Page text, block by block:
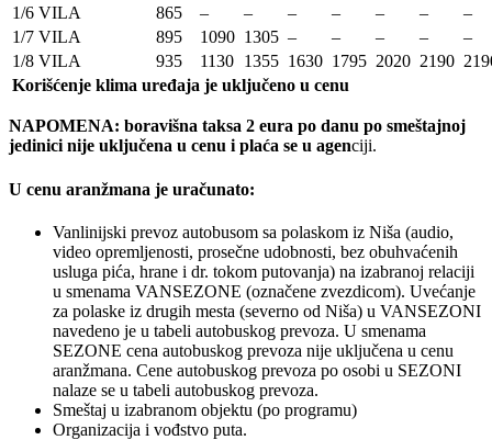
1/6 VILA
865 – – – – – –
–
1/7 VILA
895 1090 1305 – – – –
–
1/8 VILA
935 1130 1355 1630 1795 2020 2190
Korišćenje klima uređaja je uključeno u cenu
NAPOMENA: boravišna taksa 2 eura po danu po smeštajnoj
jedinici nije uključena u cenu i plaća se u agenciji.
U cenu aranžmana je uračunato:
Vanlinijski prevoz autobusom sa polaskom iz Niša (audio,
video opremljenosti, prosečne udobnosti, bez obuhvaćenih
usluga pića, hrane i dr. tokom putovanja) na izabranoj relaciji
u smenama VANSEZONE (označene zvezdicom). Uvećanje
za polaske iz drugih mesta (severno od Niša) u VANSEZONI
navedeno je u tabeli autobuskog prevoza. U smenama
SEZONE cena autobuskog prevoza nije uključena u cenu
aranžmana. Cene autobuskog prevoza po osobi u SEZONI
nalaze se u tabeli autobuskog prevoza.
Smeštaj u izabranom objektu (po programu)
Organizacija i vođstvo puta.